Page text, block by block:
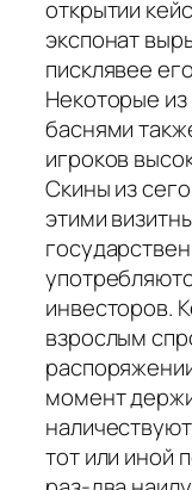
открытии
экспонат
писклявее
Некоторые
баснями
игроков
Скины из
этими
инвесторов.
взрослым
момент
тот или иной